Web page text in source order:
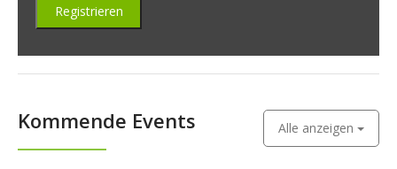
Kommende Events Alle anzeigen